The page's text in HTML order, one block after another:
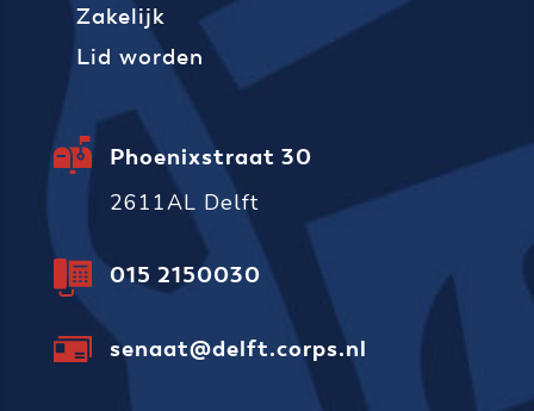
Zakelijk
Lid worden
Phoenixstraat 30
2611AL Delft
015 2150030
senaat@delft.corps.nl